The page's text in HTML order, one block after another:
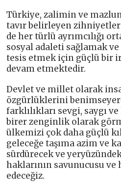
Türkiye, zalimin ve
tavır belirleyen
de her türlü ayrımcılığı
sosyal adaleti sağlamak
tesis etmek için güçlü bir
devam etmektedir.
Devlet ve millet olarak
özgürlüklerini
farklılıkları sevgi, saygı
birer zenginlik olarak
ülkemizi çok daha güçlü
geleceğe taşıma azim ve
sürdürecek ve
haklarının savunucusu
edeceğiz.